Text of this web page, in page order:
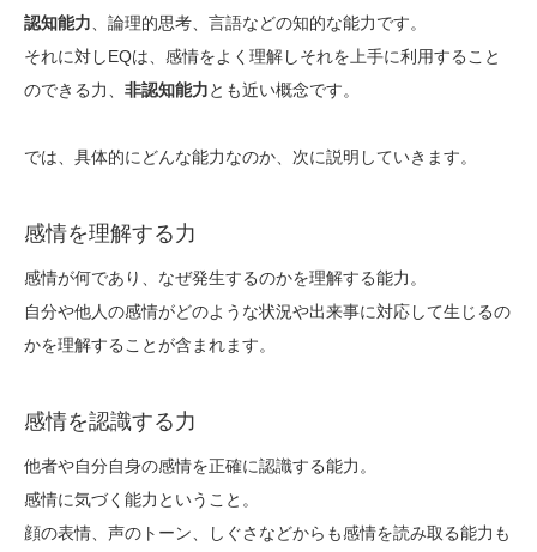
認知能力 、論理的思考、言語などの知的な能力です。
それに対しEQは、感情をよく理解しそれを上手に利用すること
のできる力、 非認知能力とも近い概念です。
では、具体的にどんな能力なのか、次に説明していきます。
感情を理解する力
感情が何であり、なぜ発生するのかを理解する能力。
自分や他人の感情がどのような状況や出来事に対応して生じるの
かを理解することが含まれます。
感情を認識する力
他者や自分自身の感情を正確に認識する能力。
感情に気づく能力ということ。
顔の表情、声のトーン、しぐさなどからも感情を読み取る能力も